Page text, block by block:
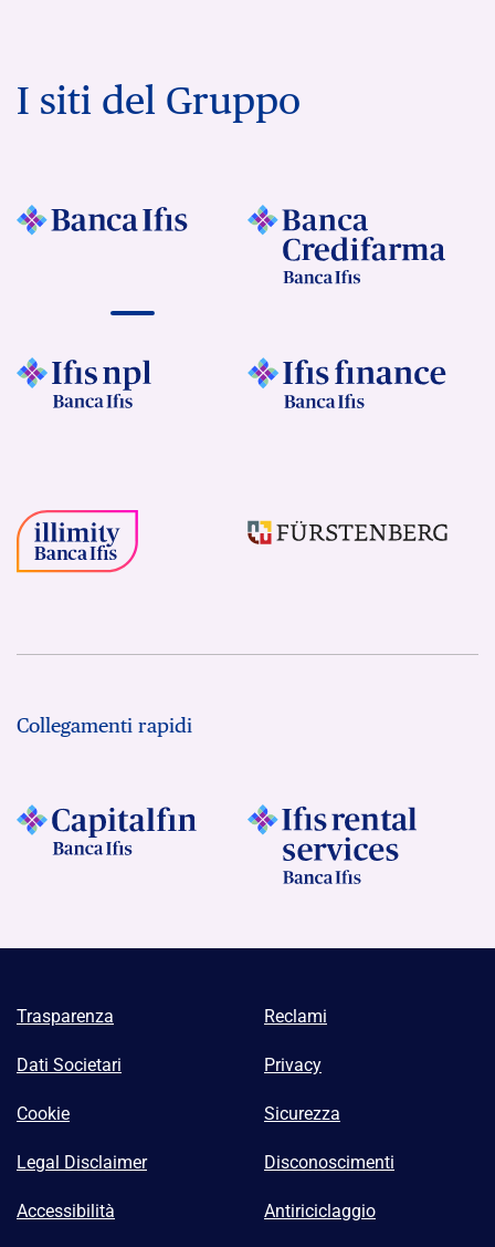
I siti del Gruppo
Collegamenti rapidi
Trasparenza Reclami
Dati Societari Privacy
Cookie Sicurezza
Legal Disclaimer Disconoscimenti
Accessibilità Antiriciclaggio